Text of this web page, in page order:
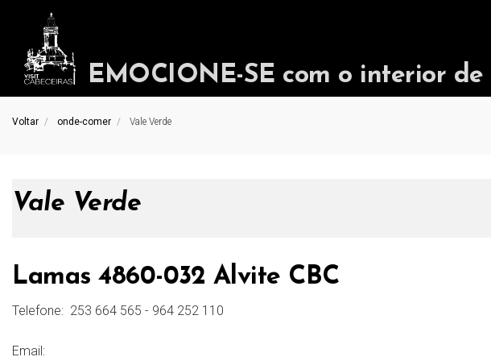
EMOCIONE-SE com o interior
Voltar onde-comer Vale Verde
Vale Verde
Lamas 4860-032 Alvite CBC
Telefone: 253 664 565 - 964 252 110
Email: